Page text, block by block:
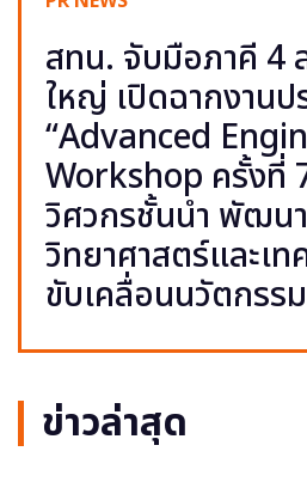
สทน. จับมือภาคี 4
ใหญ่ เปิดฉากงานป
“Advanced
Workshop ครั้งที่
วิศวกรชั้นนำ พัฒน
วิทยาศาสตร์และเท
ขับเคลื่อนนวัตกรร
ข่าวล่าสุด